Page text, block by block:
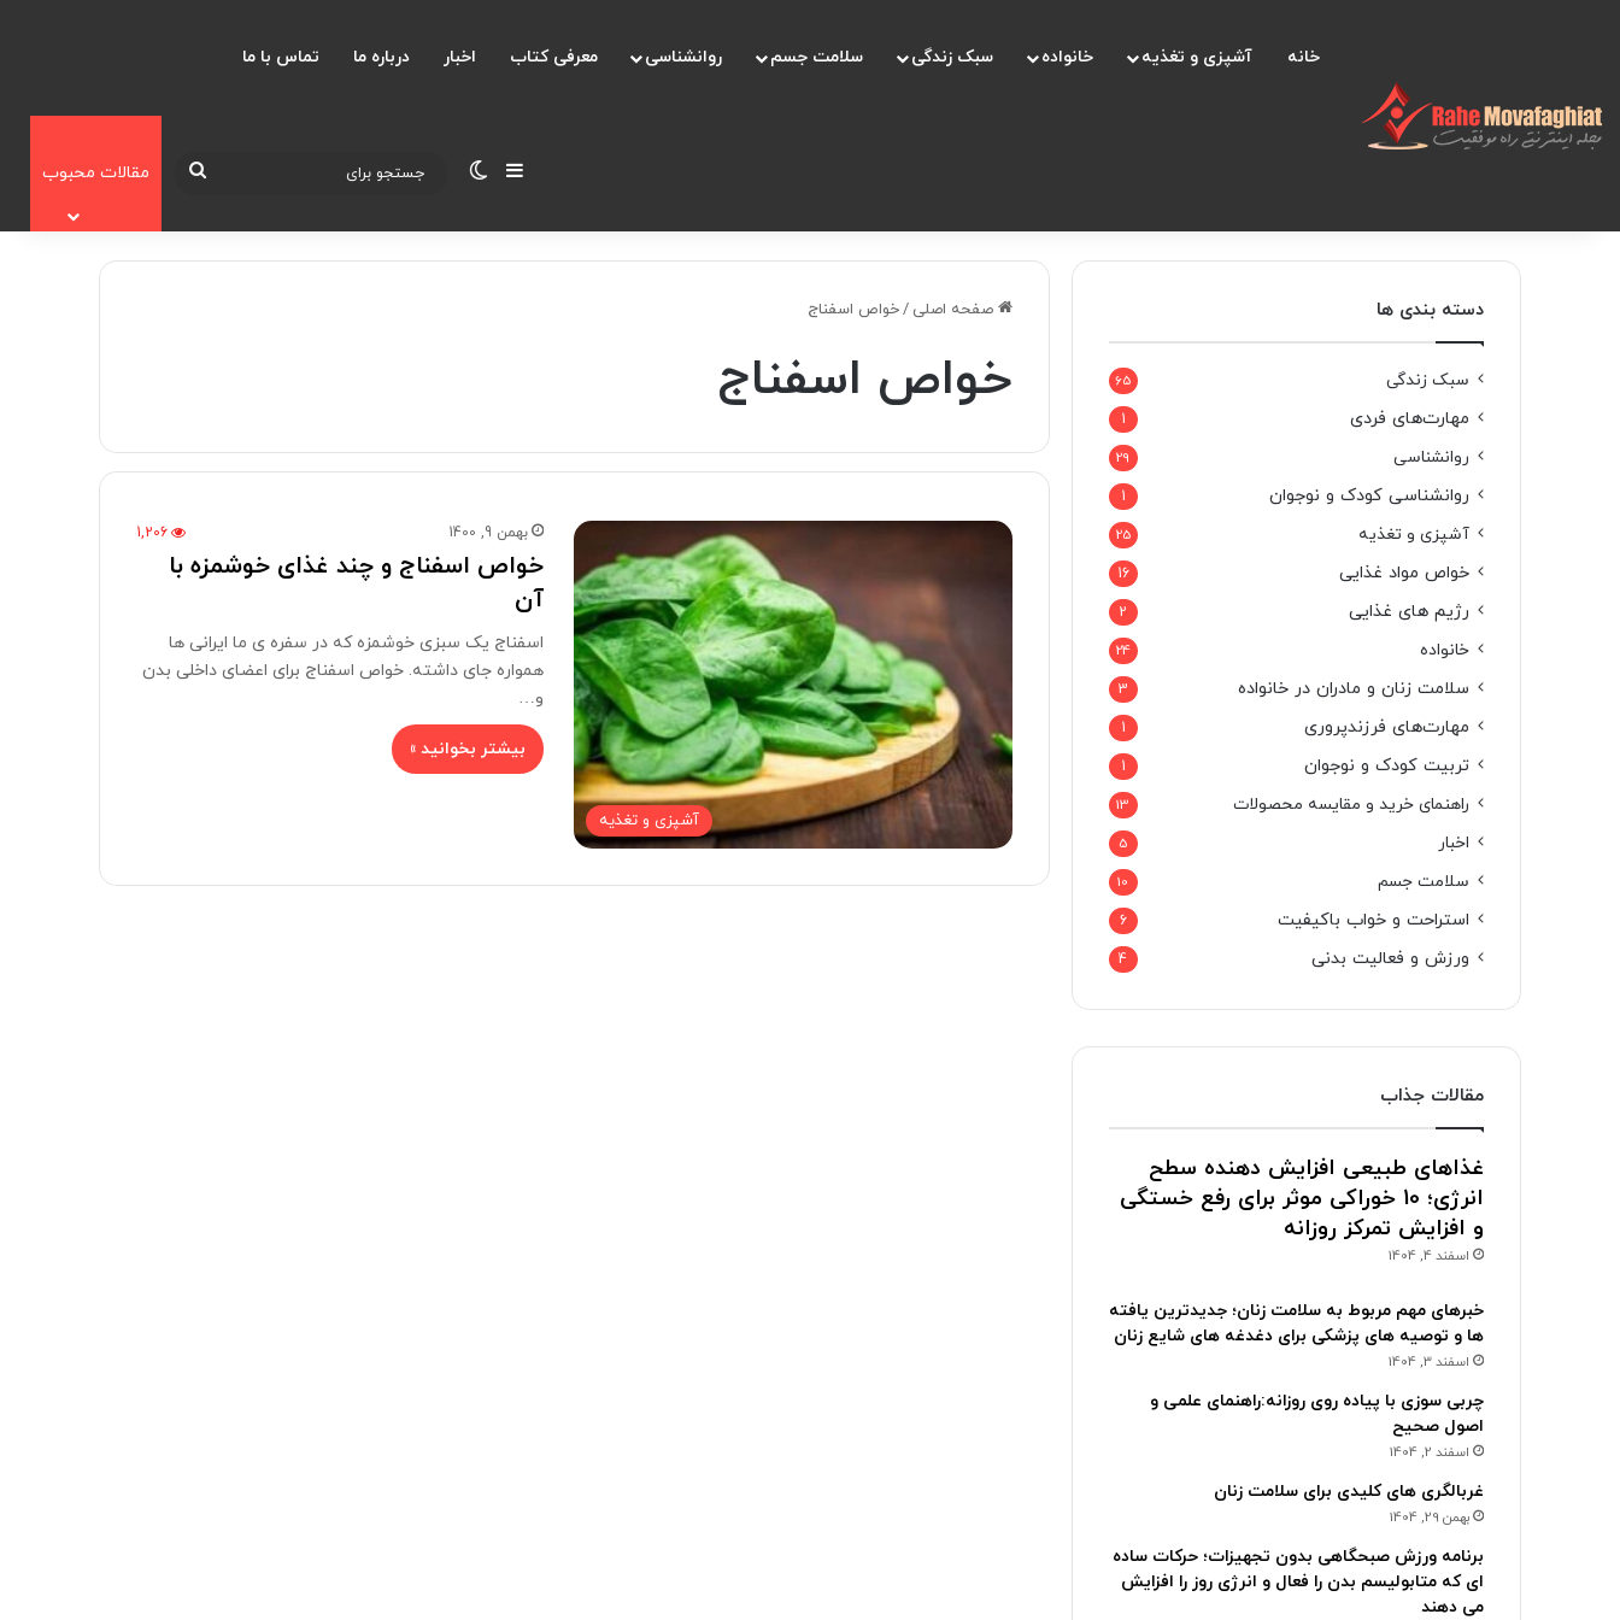
خانه آشپزی و تغذیه خانواده سبک زندگی سلامت جسم روانشناسی معرفی کتاب اخبار درباره ما تماس با ما
نوارکناریتغییر پوسته
جستجومقالات محبوب
صفحه اصلی /خواص اسفناج
خواص اسفناج
آشپزی و تغذیه
بهمن 9, 1400 1,206
خواص اسفناج و چند غذای خوشمزه با
آن
اسفناج یک سبزی خوشمزه که در سفره ی ما ایرانی ها
همواره جای داشته. خواص اسفناج برای اعضای داخلی بدن
و…
بیشتر بخوانید »
دسته بندی ها
سبک زندگی 65
مهارت‌های فردی 1
روانشناسی 29
روانشناسی کودک و نوجوان 1
آشپزی و تغذیه 25
خواص مواد غذایی 16
رژیم های غذایی 2
خانواده 24
سلامت زنان و مادران در خانواده 3
مهارت‌های فرزندپروری 1
تربیت کودک و نوجوان 1
راهنمای خرید و مقایسه محصولات 13
اخبار 5
سلامت جسم 10
استراحت و خواب باکیفیت 6
ورزش و فعالیت بدنی 4
مقالات جذاب
غذاهای طبیعی افزایش دهنده سطح
انرژی؛ 10 خوراکی موثر برای رفع خستگی
و افزایش تمرکز روزانه
اسفند 4, 1404
خبرهای مهم مربوط به سلامت زنان؛ جدیدترین یافته
ها و توصیه های پزشکی برای دغدغه های شایع زنان
اسفند 3, 1404
چربی سوزی با پیاده روی روزانه:راهنمای علمی و
اصول صحیح
اسفند 2, 1404
غربالگری های کلیدی برای سلامت زنان
بهمن 29, 1404
برنامه ورزش صبحگاهی بدون تجهیزات؛ حرکات ساده
ای که متابولیسم بدن را فعال و انرژی روز را افزایش
می دهند